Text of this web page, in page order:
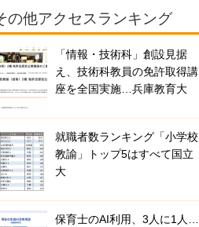
の他アクセスランキング
「情報・技術科」創設見据
え、技術科教員の免許取得講
座を全国実施…兵庫教育大
就職者数ランキング「小学校
教諭」トップ5はすべて国立
大
保育士のAI利用、3人に1人…